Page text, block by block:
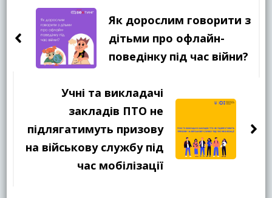
запису
Як дорослим говорити з
дітьми про офлайн-
поведінку під час війни?
Учні та викладачі
закладів ПТО не
підлягатимуть призову
на військову службу під
час мобілізації